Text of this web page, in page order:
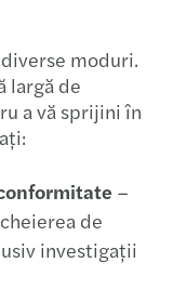
moduri.
largă de
a vă sprijini în
–
de
investigații